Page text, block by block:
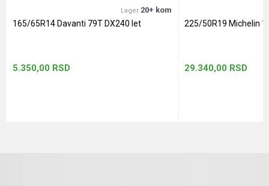
Lager 20+ kom
165/65R14 Davanti 79T DX240 let
5.350,00 RSD
225/50R19 Michelin
29.340,00 RSD